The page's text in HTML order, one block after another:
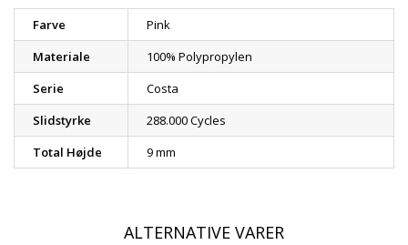
Farve
Pink
Materiale
100% Polypropylen
Serie
Costa
Slidstyrke
288.000 Cycles
Total Højde
9 mm
ALTERNATIVE VARER